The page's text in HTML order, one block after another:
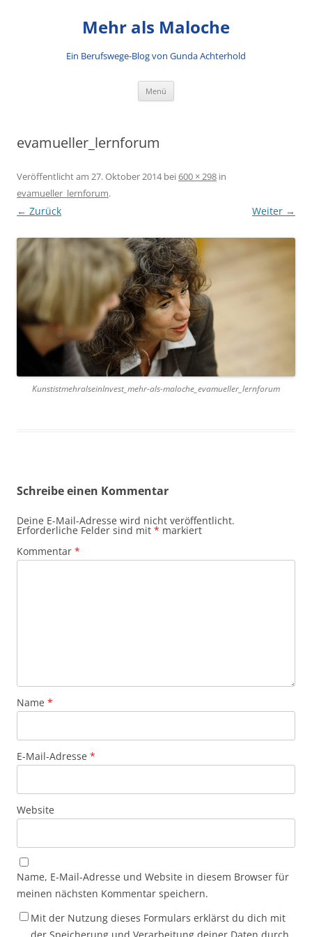
Mehr als Maloche
Ein Berufswege-Blog von Gunda Achterhold
Menü
evamueller_lernforum
Veröffentlicht am 27. Oktober 2014bei600 × 298 in
evamueller_lernforum.
← Zurück Weiter →
KunstistmehralseinInvest_mehr-als-maloche_evamueller_lernforum
Schreibe einen Kommentar
Deine E-Mail-Adresse wird nicht veröffentlicht.
Erforderliche Felder sind mit * markiert
Kommentar *
Name *
E-Mail-Adresse *
Website
Name, E-Mail-Adresse und Website in diesem Browser für
meinen nächsten Kommentar speichern.
Mit der Nutzung dieses Formulars erklärst du dich mit
der Speicherung und Verarbeitung deiner Daten durch